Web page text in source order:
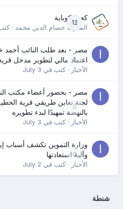
12
كعب كوباية
المدرب حسام الدين محمد·
0
مصر - بعد طلب النائب أحمد
اعتماد مالي لتطوير مدخل
الأخبار· كتب في July 3
0
مصر - بحضور أعضاء مكتب
لجنة تعاين طريقي قرية
بالنهضة تمهيدًا لبدء تطويره
الأخبار· كتب في July 3
0
وزارة التموين تكشف أسباب
وآلية استعادتها
الأخبار· كتب في July 2
شنطة